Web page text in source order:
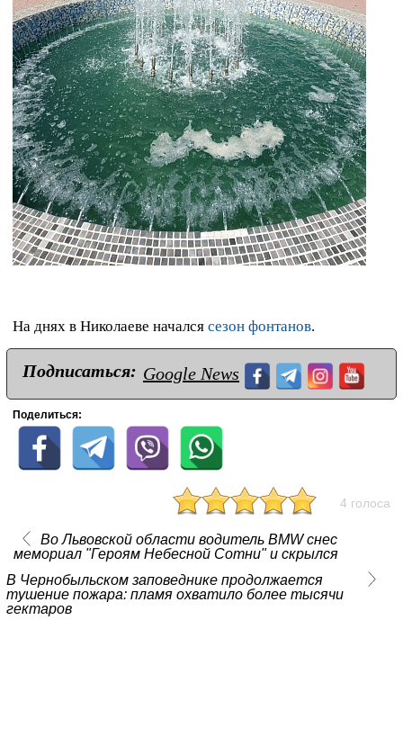
На днях в Николаеве начался сезон фонтанов.
Подписаться: Google News
Поделиться:
4 голоса
Во Львовской области водитель BMW снес
мемориал "Героям Небесной Сотни" и скрылся
В Чернобыльском заповеднике продолжается
тушение пожара: пламя охватило более тысячи
гектаров